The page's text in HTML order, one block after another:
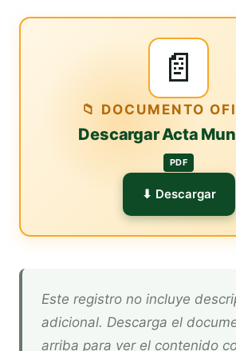
📄
📁 DOCUMENTO
Descargar Acta
PDF
⬇ Descargar
Este registro no incluye descripción
adicional. Descarga el
arriba para ver el contenido